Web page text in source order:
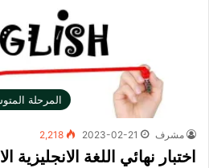
المرحلة
مشرف 2023-02-21
2,218
اختبار نهائي اللغة